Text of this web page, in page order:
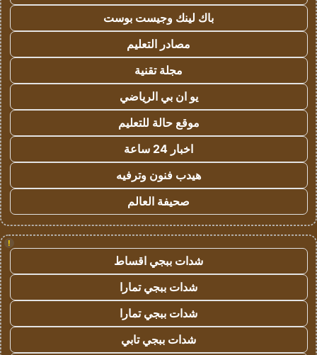
باك لينك وجيست بوست
مصادر التعليم
مجلة تقنية
يو ان بي الرياضي
موقع حالة للتعليم
اخبار 24 ساعة
هيدب فنون وترفيه
صحيفة العالم
!
شدات ببجي اقساط
شدات ببجي تمارا
شدات ببجي تمارا
شدات ببجي تابي